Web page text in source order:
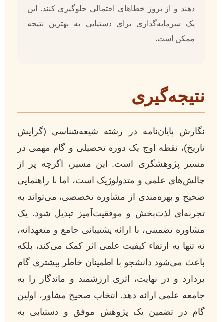
دهند و از بروز خطاهای احتمالی جلوگیری کنند. این
یک سرمایه‌گذاری برای دستیابی به بهترین نتیجه
ممکن است.
نتیجه‌گیری
نگارش پایان‌نامه در رشته شیعه‌شناسی (گرایش
تاریخ)، نقطه اوج یک دوره تحصیلی و گام مهمی در
مسیر پژوهشگری است. این مسیر، اگرچه پر از
چالش‌های علمی و متدولوژیک است، اما با راهنمایی
صحیح و بهره‌مندی از مشاوره تخصصی، می‌تواند به
تجربه‌ای لذت‌بخش و موفقیت‌آمیز تبدیل شود. یک
مشاوره تضمینی، با ارائه پشتیبانی جامع و متعهدانه،
نه تنها به ارتقاء کیفیت علمی اثر کمک می‌کند، بلکه
باعث می‌شود دانشجو با اطمینان خاطر بیشتری گام
بردارد و در نهایت، اثری ارزشمند و ماندگار را به
جامعه علمی ارائه دهد. انتخاب صحیح مشاور، اولین
گام در تضمین یک پژوهش موفق و دستیابی به